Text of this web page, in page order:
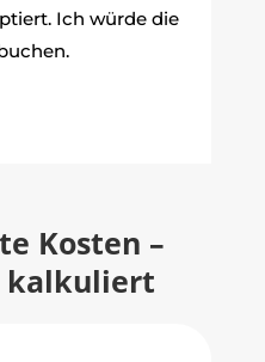
Ich würde die
Kosten –
kalkuliert